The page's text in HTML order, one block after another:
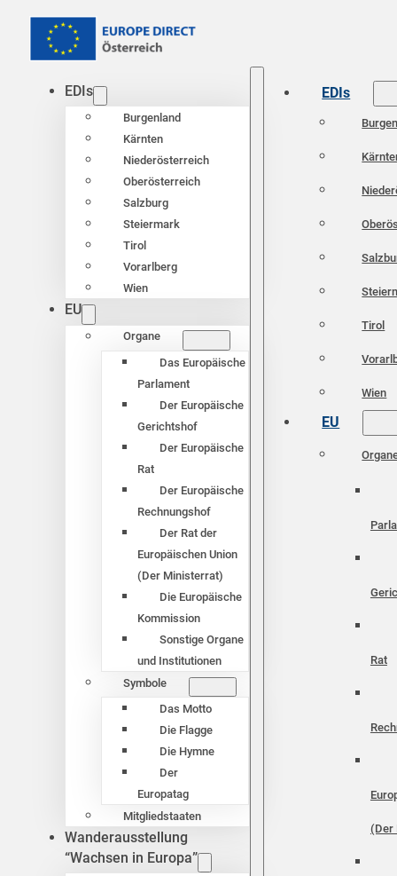
EDIs
Burgenland
Kärnten
Niederösterreich
Oberösterreich
Salzburg
Steiermark
Tirol
Vorarlberg
Wien
EU
Organe
Das Europäische
Parlament
Der Europäische
Gerichtshof
Der Europäische
Rat
Der Europäische
Rechnungshof
Der Rat der
Europäischen Union
(Der Ministerrat)
Die Europäische
Kommission
Sonstige Organe
und Institutionen
Symbole
Das Motto
Die Flagge
Die Hymne
Der
Europatag
Mitgliedstaaten
Wanderausstellung
“Wachsen in Europa”
EDIs
Tirol
Wien
EU
Rat
(Der